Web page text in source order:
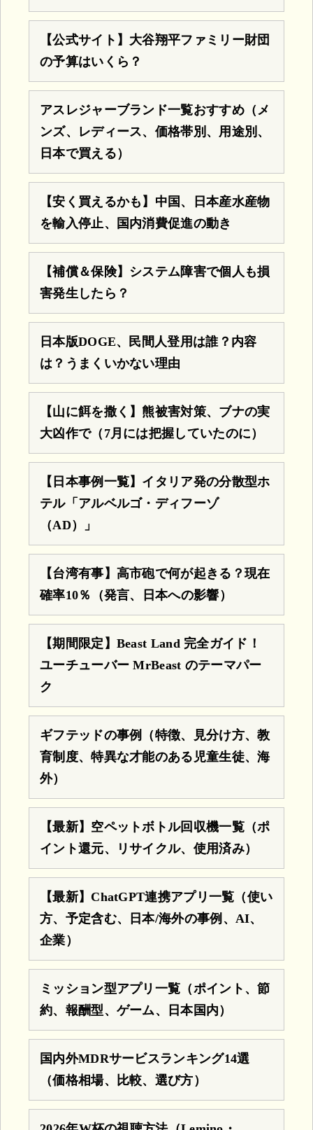
【公式サイト】大谷翔平ファミリー財団
の予算はいくら？
アスレジャーブランド一覧おすすめ（メ
ンズ、レディース、価格帯別、用途別、
日本で買える）
【安く買えるかも】中国、日本産水産物
を輸入停止、国内消費促進の動き
【補償＆保険】システム障害で個人も損
害発生したら？
日本版DOGE、民間人登用は誰？内容
は？うまくいかない理由
【山に餌を撒く】熊被害対策、ブナの実
大凶作で（7月には把握していたのに）
【日本事例一覧】イタリア発の分散型ホ
テル「アルベルゴ・ディフーゾ
（AD）」
【台湾有事】高市砲で何が起きる？現在
確率10％（発言、日本への影響）
【期間限定】Beast Land 完全ガイド！
ユーチューバー MrBeast のテーマパー
ク
ギフテッドの事例（特徴、見分け方、教
育制度、特異な才能のある児童生徒、海
外）
【最新】空ペットボトル回収機一覧（ポ
イント還元、リサイクル、使用済み）
【最新】ChatGPT連携アプリ一覧（使い
方、予定含む、日本/海外の事例、AI、
企業）
ミッション型アプリ一覧（ポイント、節
約、報酬型、ゲーム、日本国内）
国内外MDRサービスランキング14選
（価格相場、比較、選び方）